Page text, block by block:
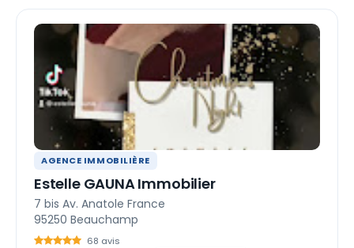
AGENCE IMMOBILIÈRE
Estelle GAUNA Immobilier
7 bis Av. Anatole France
95250 Beauchamp
68 avis